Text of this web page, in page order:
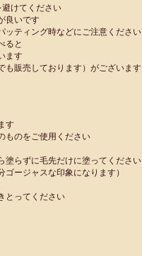
けてください
良いです
ッティング時などにご注意ください
ると
ます
も販売しております）がございます
す
ものをご使用ください
塗らずに毛先だけに塗ってください
ゴージャスな印象になります）
とってください